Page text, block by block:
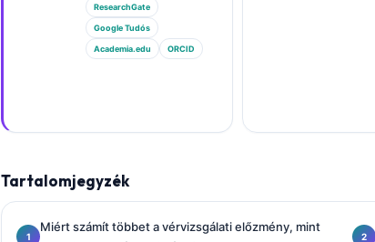
ResearchGate
Google Tudós
Academia.edu ORCID
Tartalomjegyzék
Miért számít többet a vérvizsgálati előzmény, mint